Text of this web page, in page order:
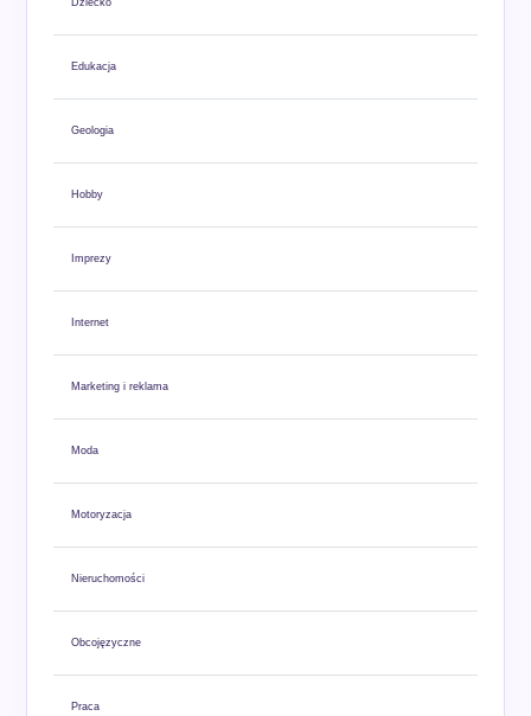
Dziecko
Edukacja
Geologia
Hobby
Imprezy
Internet
Marketing i reklama
Moda
Motoryzacja
Nieruchomości
Obcojęzyczne
Praca